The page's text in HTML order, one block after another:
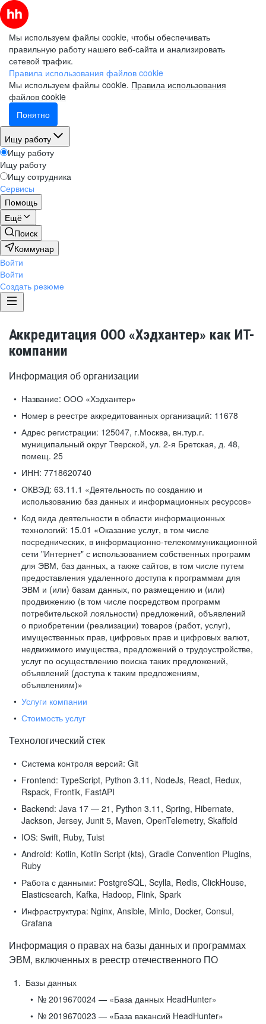
Мы используем файлы cookie, чтобы обеспечивать
правильную работу нашего веб-сайта и анализировать
сетевой трафик.
Правила использования файлов cookie
Мы используем файлы cookie. Правила использования
файлов cookie
Понятно
Ищу работу
Ищу работу
Ищу работу
Ищу сотрудника
Сервисы
Помощь
Ещё
Поиск
Коммунар
Войти
Войти
Создать резюме
Аккредитация ООО «Хэдхантер» как ИТ-
компании
Информация об организации
Название: ООО «Хэдхантер»
Номер в реестре аккредитованных организаций: 11678
Адрес регистрации: 125047, г.Москва, вн.тур.г.
муниципальный округ Тверской, ул. 2-я Бретская, д. 48,
помещ. 25
ИНН: 7718620740
ОКВЭД: 63.11.1 «Деятельность по созданию и
использованию баз данных и информационных ресурсов»
Код вида деятельности в области информационных
технологий: 15.01 «Оказание услуг, в том числе
посреднических, в информационно-телекоммуникационной
сети "Интернет" с использованием собственных программ
для ЭВМ, баз данных, а также сайтов, в том числе путем
предоставления удаленного доступа к программам для
ЭВМ и (или) базам данных, по размещению и (или)
продвижению (в том числе посредством программ
потребительской лояльности) предложений, объявлений
о приобретении (реализации) товаров (работ, услуг),
имущественных прав, цифровых прав и цифровых валют,
недвижимого имущества, предложений о трудоустройстве,
услуг по осуществлению поиска таких предложений,
объявлений (доступа к таким предложениям,
объявлениям)»
Услуги компании
Стоимость услуг
Технологический стек
Система контроля версий: Git
Frontend: TypeScript, Python 3.11, NodeJs, React, Redux,
Rspack, Frontik, FastAPI
Backend: Java 17 — 21, Python 3.11, Spring, Hibernate,
Jackson, Jersey, Junit 5, Maven, OpenTelemetry, Skaffold
IOS: Swift, Ruby, Tuist
Android: Kotlin, Kotlin Script (kts), Gradle Convention Plugins,
Ruby
Работа с данными: PostgreSQL, Scylla, Redis, ClickHouse,
Elasticsearch, Kafka, Hadoop, Flink, Spark
Инфраструктура: Nginx, Ansible, MinIo, Docker, Consul,
Grafana
Информация о правах на базы данных и программах
ЭВМ, включенных в реестр отечественного ПО
Базы данных
№ 2019670024 — «База данных HeadHunter»
№ 2019670023 — «База вакансий HeadHunter»